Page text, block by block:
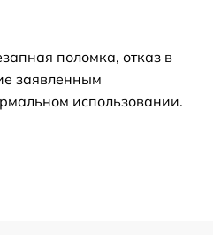
поломка, отказ в
заявленным
использовании.